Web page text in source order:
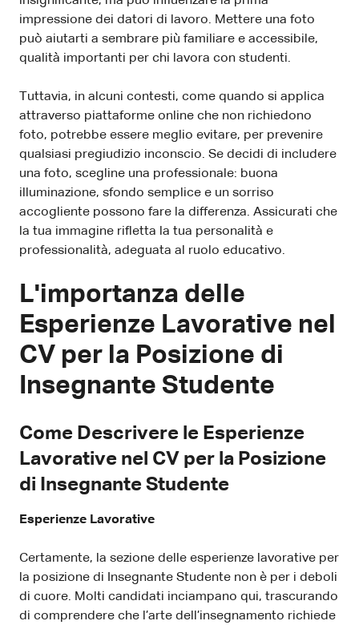
impressione dei datori di lavoro. Mettere una foto
può aiutarti a sembrare più familiare e accessibile,
qualità importanti per chi lavora con studenti.
Tuttavia, in alcuni contesti, come quando si applica
attraverso piattaforme online che non richiedono
foto, potrebbe essere meglio evitare, per prevenire
qualsiasi pregiudizio inconscio. Se decidi di includere
una foto, scegline una professionale: buona
illuminazione, sfondo semplice e un sorriso
accogliente possono fare la differenza. Assicurati che
la tua immagine rifletta la tua personalità e
professionalità, adeguata al ruolo educativo.
L'importanza delle
Esperienze Lavorative nel
CV per la Posizione di
Insegnante Studente
Come Descrivere le Esperienze
Lavorative nel CV per la Posizione
di Insegnante Studente
Esperienze Lavorative
Certamente, la sezione delle esperienze lavorative per
la posizione di Insegnante Studente non è per i deboli
di cuore. Molti candidati inciampano qui, trascurando
di comprendere che l’arte dell’insegnamento richiede